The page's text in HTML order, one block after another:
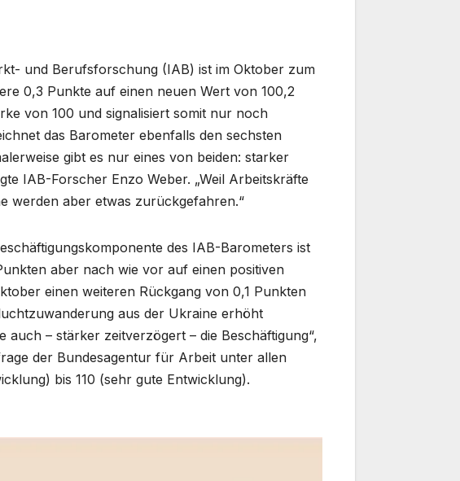
und Berufsforschung (IAB) ist im Oktober zum
0,3 Punkte auf einen neuen Wert von 100,2
von 100 und signalisiert somit nur noch
das Barometer ebenfalls den sechsten
gibt es nur eines von beiden: starker
IAB-Forscher Enzo Weber. „Weil Arbeitskräfte
werden aber etwas zurückgefahren.“
des IAB-Barometers ist
aber nach wie vor auf einen positiven
einen weiteren Rückgang von 0,1 Punkten
aus der Ukraine erhöht
– stärker zeitverzögert – die Beschäftigung“,
der Bundesagentur für Arbeit unter allen
bis 110 (sehr gute Entwicklung).